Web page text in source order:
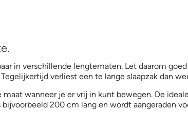
in verschillende lengtematen. Let daarom
verliest een te lange slaapzak dan
maat wanneer je er vrij in kunt bewegen. De
bijvoorbeeld 200 cm lang en wordt aangeraden